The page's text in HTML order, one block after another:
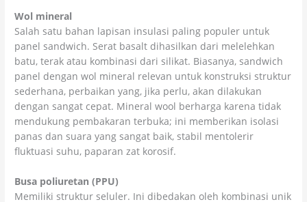
Wol mineral
Salah satu bahan lapisan insulasi paling populer untuk
panel sandwich. Serat basalt dihasilkan dari melelehkan
batu, terak atau kombinasi dari silikat. Biasanya, sandwich
panel dengan wol mineral relevan untuk konstruksi struktur
sederhana, perbaikan yang, jika perlu, akan dilakukan
dengan sangat cepat. Mineral wool berharga karena tidak
mendukung pembakaran terbuka; ini memberikan isolasi
panas dan suara yang sangat baik, stabil mentolerir
fluktuasi suhu, paparan zat korosif.
Busa poliuretan (PPU)
Memiliki struktur seluler. Ini dibedakan oleh kombinasi unik